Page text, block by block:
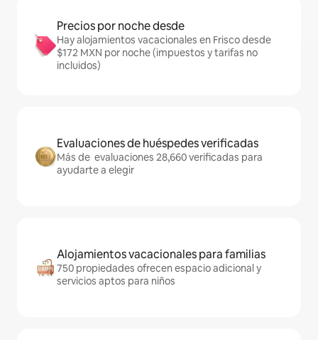
Precios por noche desde
Hay alojamientos vacacionales en Frisco desde
$172 MXN por noche (impuestos y tarifas no
incluidos)
Evaluaciones de huéspedes verificadas
Más de evaluaciones 28,660 verificadas para
ayudarte a elegir
Alojamientos vacacionales para familias
750 propiedades ofrecen espacio adicional y
servicios aptos para niños